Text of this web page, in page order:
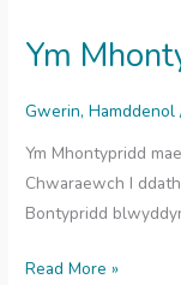
Ym
Gwerin,Hamddenol
Ym Mhontypridd
Chwaraewch I
Bontypridd
Ym
Read More »